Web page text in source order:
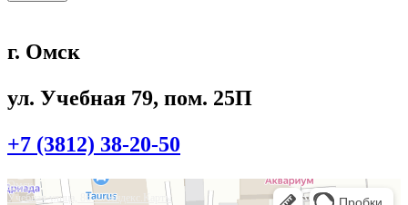
г. Омск
ул. Учебная 79, пом. 25П
+7 (3812) 38-20-50
Омск
Учебная улица, 86 — Яндекс.Карты